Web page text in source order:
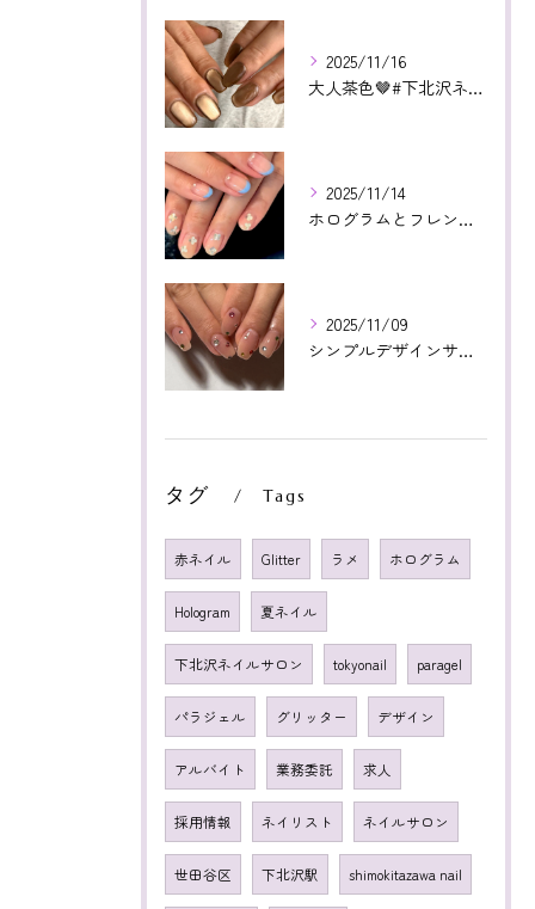
2025/11/16
大人茶色🤎#下北沢ネイル#paragel#パラジェル#下北沢...
2025/11/14
ホログラムとフレンチ相性よかった😊いつもありがとうございます...
2025/11/09
シンプルデザインサンプルより！カラフルストーン🤩❤️いつもあ...
タグ Tags
赤ネイル Glitter ラメ ホログラム
Hologram 夏ネイル
下北沢ネイルサロン tokyonail paragel
パラジェル グリッター デザイン
アルバイト 業務委託 求人
採用情報 ネイリスト ネイルサロン
世田谷区 下北沢駅 shimokitazawa nail